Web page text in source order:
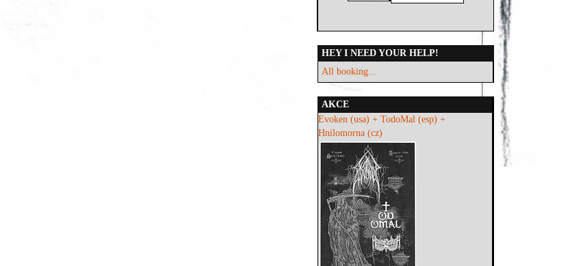
HEY I NEED YOUR HELP!
All booking...
AKCE
Evoken (usa) + TodoMal (esp) +
Hnilomorna (cz)